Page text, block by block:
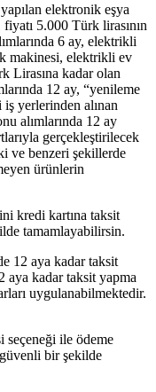
elektronik eşya
5.000 Türk lirasının
6 ay, elektrikli
makinesi, elektrikli ev
Lirasına kadar olan
12 ay, “yenileme
yerlerinden alınan
alımlarında 12 ay
gerçekleştirilecek
ve benzeri şekillerde
ürünlerin
kredi kartına taksit
tamamlayabilirsin.
12 aya kadar taksit
aya kadar taksit yapma
uygulanabilmektedir.
seçeneği ile ödeme
bir şekilde